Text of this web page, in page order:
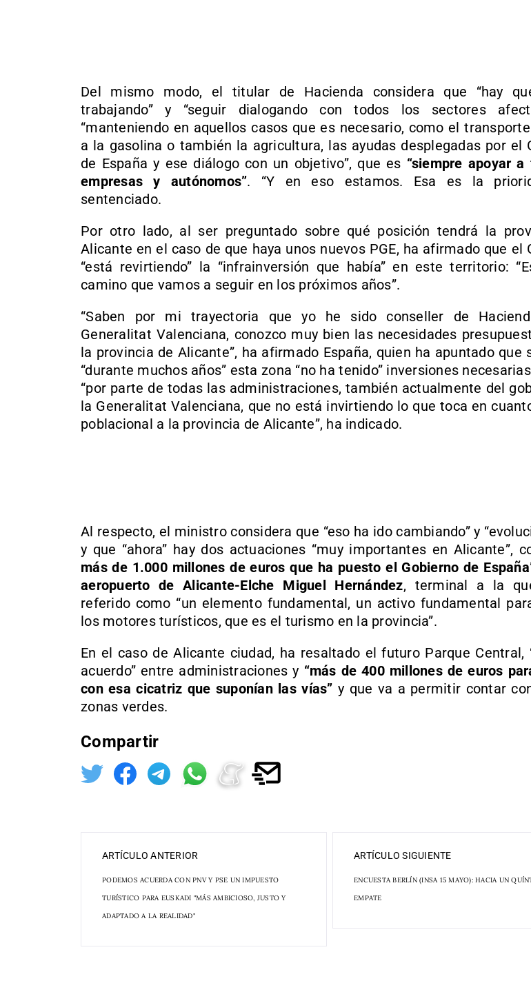
Del mismo modo, el titular de Hacienda considera que “hay
trabajando” y “seguir dialogando con todos los sectores
“manteniendo en aquellos casos que es necesario, como el
a la gasolina o también la agricultura, las ayudas desplegadas por el
de España y ese diálogo con un objetivo”, que es “siempre apoyar a
empresas y autónomos”. “Y en eso estamos. Esa es la
sentenciado.
Por otro lado, al ser preguntado sobre qué posición tendrá la
Alicante en el caso de que haya unos nuevos PGE, ha afirmado que el
“está revirtiendo” la “infrainversión que había” en este territorio:
camino que vamos a seguir en los próximos años”.
“Saben por mi trayectoria que yo he sido conseller de
Generalitat Valenciana, conozco muy bien las necesidades
la provincia de Alicante”, ha afirmado España, quien ha apuntado que
“durante muchos años” esta zona “no ha tenido” inversiones
“por parte de todas las administraciones, también actualmente del
la Generalitat Valenciana, que no está invirtiendo lo que toca en
poblacional a la provincia de Alicante”, ha indicado.
Al respecto, el ministro considera que “eso ha ido cambiando” y
y que “ahora” hay dos actuaciones “muy importantes en Alicante”,
más de 1.000 millones de euros que ha puesto el Gobierno de
aeropuerto de Alicante-Elche Miguel Hernández, terminal a la
referido como “un elemento fundamental, un activo fundamental
los motores turísticos, que es el turismo en la provincia”.
En el caso de Alicante ciudad, ha resaltado el futuro Parque Central,
acuerdo” entre administraciones y “más de 400 millones de euros
con esa cicatriz que suponían las vías” y que va a permitir contar
zonas verdes.
Compartir
ARTÍCULO ANTERIOR
PODEMOS ACUERDA CON PNV Y PSE UN IMPUESTO
TURÍSTICO PARA EUSKADI "MÁS AMBICIOSO, JUSTO Y
ADAPTADO A LA REALIDAD"
ARTÍCULO SIGUIENTE
ENCUESTA BERLÍN (INSA 15 MAYO): HACIA UN
EMPATE